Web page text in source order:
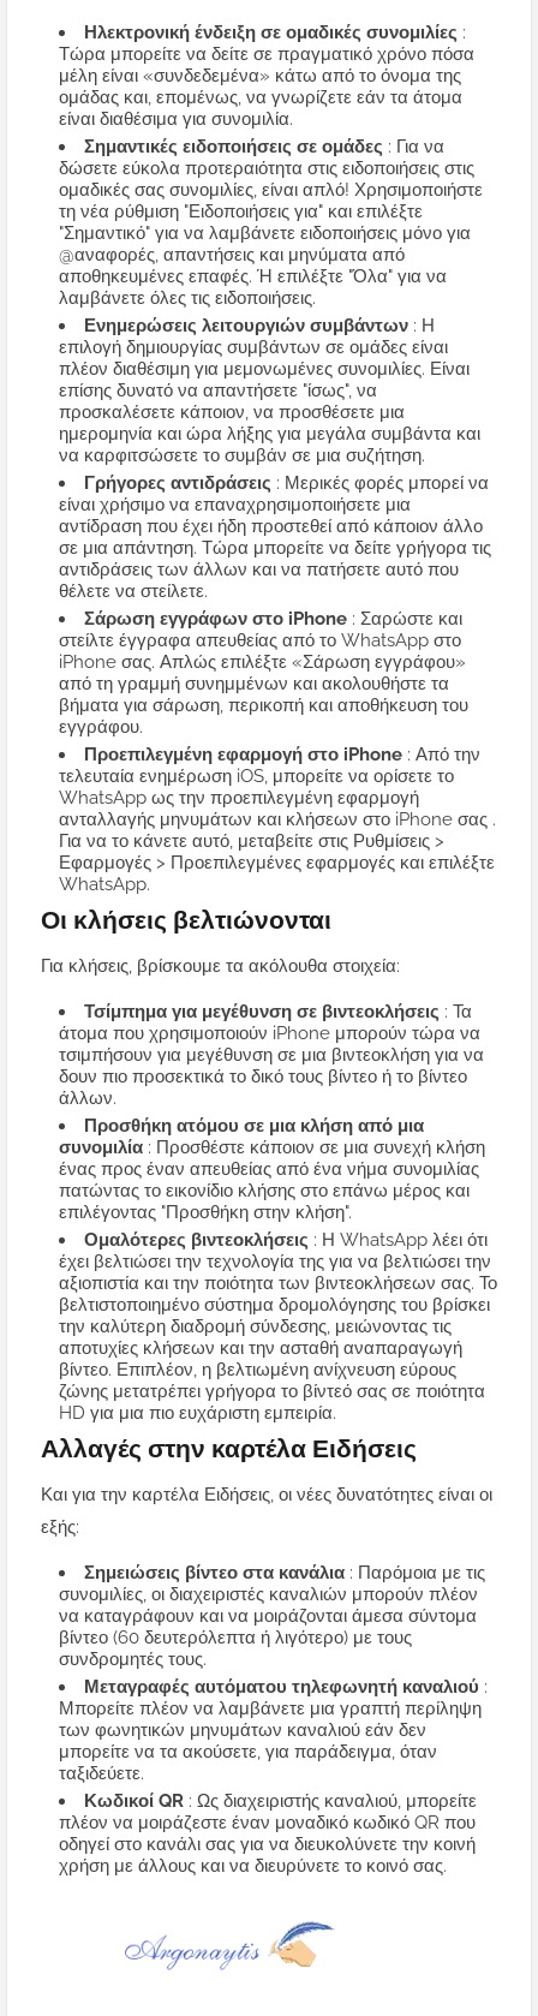
Ηλεκτρονική ένδειξη σε ομαδικές συνομιλίες :
Τώρα μπορείτε να δείτε σε πραγματικό χρόνο πόσα
μέλη είναι «συνδεδεμένα» κάτω από το όνομα της
ομάδας και, επομένως, να γνωρίζετε εάν τα άτομα
είναι διαθέσιμα για συνομιλία.
Σημαντικές ειδοποιήσεις σε ομάδες : Για να
δώσετε εύκολα προτεραιότητα στις ειδοποιήσεις στις
ομαδικές σας συνομιλίες, είναι απλό! Χρησιμοποιήστε
τη νέα ρύθμιση "Ειδοποιήσεις για" και επιλέξτε
"Σημαντικό" για να λαμβάνετε ειδοποιήσεις μόνο για
@αναφορές, απαντήσεις και μηνύματα από
αποθηκευμένες επαφές. Ή επιλέξτε "Όλα" για να
λαμβάνετε όλες τις ειδοποιήσεις.
Ενημερώσεις λειτουργιών συμβάντων : Η
επιλογή δημιουργίας συμβάντων σε ομάδες είναι
πλέον διαθέσιμη για μεμονωμένες συνομιλίες. Είναι
επίσης δυνατό να απαντήσετε "ίσως", να
προσκαλέσετε κάποιον, να προσθέσετε μια
ημερομηνία και ώρα λήξης για μεγάλα συμβάντα και
να καρφιτσώσετε το συμβάν σε μια συζήτηση.
Γρήγορες αντιδράσεις : Μερικές φορές μπορεί να
είναι χρήσιμο να επαναχρησιμοποιήσετε μια
αντίδραση που έχει ήδη προστεθεί από κάποιον άλλο
σε μια απάντηση. Τώρα μπορείτε να δείτε γρήγορα τις
αντιδράσεις των άλλων και να πατήσετε αυτό που
θέλετε να στείλετε.
Σάρωση εγγράφων στο iPhone : Σαρώστε και
στείλτε έγγραφα απευθείας από το WhatsApp στο
iPhone σας. Απλώς επιλέξτε «Σάρωση εγγράφου»
από τη γραμμή συνημμένων και ακολουθήστε τα
βήματα για σάρωση, περικοπή και αποθήκευση του
εγγράφου.
Προεπιλεγμένη εφαρμογή στο iPhone : Από την
τελευταία ενημέρωση iOS, μπορείτε να ορίσετε το
WhatsApp ως την προεπιλεγμένη εφαρμογή
ανταλλαγής μηνυμάτων και κλήσεων στο iPhone σας .
Για να το κάνετε αυτό, μεταβείτε στις Ρυθμίσεις >
Εφαρμογές > Προεπιλεγμένες εφαρμογές και επιλέξτε
WhatsApp.
Οι κλήσεις βελτιώνονται
Για κλήσεις, βρίσκουμε τα ακόλουθα στοιχεία:
Τσίμπημα για μεγέθυνση σε βιντεοκλήσεις : Τα
άτομα που χρησιμοποιούν iPhone μπορούν τώρα να
τσιμπήσουν για μεγέθυνση σε μια βιντεοκλήση για να
δουν πιο προσεκτικά το δικό τους βίντεο ή το βίντεο
άλλων.
Προσθήκη ατόμου σε μια κλήση από μια
συνομιλία : Προσθέστε κάποιον σε μια συνεχή κλήση
ένας προς έναν απευθείας από ένα νήμα συνομιλίας
πατώντας το εικονίδιο κλήσης στο επάνω μέρος και
επιλέγοντας "Προσθήκη στην κλήση".
Ομαλότερες βιντεοκλήσεις : Η WhatsApp λέει ότι
έχει βελτιώσει την τεχνολογία της για να βελτιώσει την
αξιοπιστία και την ποιότητα των βιντεοκλήσεων σας. Το
βελτιστοποιημένο σύστημα δρομολόγησης του βρίσκει
την καλύτερη διαδρομή σύνδεσης, μειώνοντας τις
αποτυχίες κλήσεων και την ασταθή αναπαραγωγή
βίντεο. Επιπλέον, η βελτιωμένη ανίχνευση εύρους
ζώνης μετατρέπει γρήγορα το βίντεό σας σε ποιότητα
HD για μια πιο ευχάριστη εμπειρία.
Αλλαγές στην καρτέλα Ειδήσεις
Και για την καρτέλα Ειδήσεις, οι νέες δυνατότητες είναι οι
εξής:
Σημειώσεις βίντεο στα κανάλια : Παρόμοια με τις
συνομιλίες, οι διαχειριστές καναλιών μπορούν πλέον
να καταγράφουν και να μοιράζονται άμεσα σύντομα
βίντεο (60 δευτερόλεπτα ή λιγότερο) με τους
συνδρομητές τους.
Μεταγραφές αυτόματου τηλεφωνητή καναλιού :
Μπορείτε πλέον να λαμβάνετε μια γραπτή περίληψη
των φωνητικών μηνυμάτων καναλιού εάν δεν
μπορείτε να τα ακούσετε, για παράδειγμα, όταν
ταξιδεύετε.
Κωδικοί QR : Ως διαχειριστής καναλιού, μπορείτε
πλέον να μοιράζεστε έναν μοναδικό κωδικό QR που
οδηγεί στο κανάλι σας για να διευκολύνετε την κοινή
χρήση με άλλους και να διευρύνετε το κοινό σας.